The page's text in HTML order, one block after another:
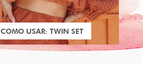
COMO USAR: TWIN SET